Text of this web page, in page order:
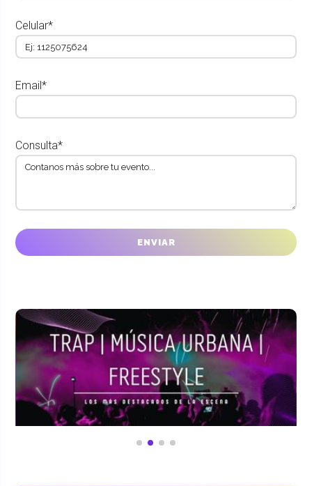
Celular*
Email*
Consulta*